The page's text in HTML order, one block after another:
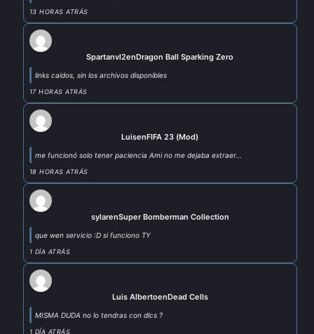
13 HORAS ATRÁS
Spartanvl2enDragon Ball Sparking Zero
links caidos, sin los archivos disponibles
17 HORAS ATRÁS
LuisenFIFA 23 (Mod)
me funcionó solo tener paciencia Ami no me dejaba extraer...
18 HORAS ATRÁS
sylarenSuper Bomberman Collection
que wen servicio :D si funciono TY
1 DÍA ATRÁS
Luis AlbertoenDead Cells
MISMA DUDA no lo tendras con dlcs ?
1 DÍA ATRÁS